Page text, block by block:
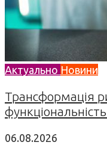
Актуально Новини
Трансформація
06.08.2026